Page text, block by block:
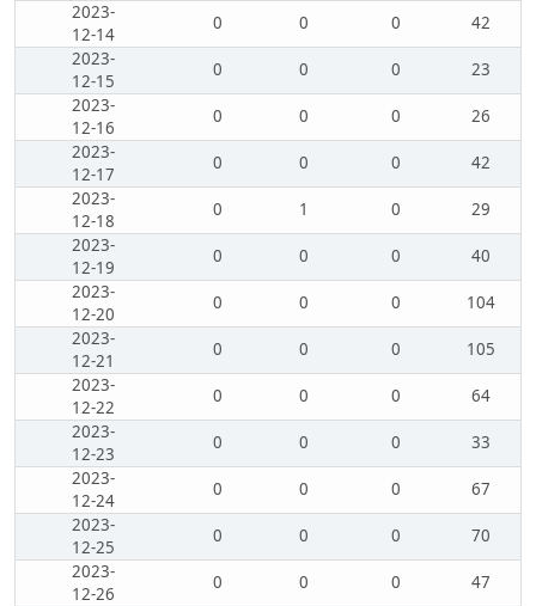
2023-
12-14
0 0 0
42
2023-
12-15
0 0 0
23
2023-
12-16
0 0 0
26
2023-
12-17
0 0 0
42
2023-
12-18
0 1 0
29
2023-
12-19
0 0 0
40
2023-
12-20
0 0 0
104
2023-
12-21
0 0 0
105
2023-
12-22
0 0 0
64
2023-
12-23
0 0 0
33
2023-
12-24
0 0 0
67
2023-
12-25
0 0 0
70
2023-
12-26
0 0 0
47